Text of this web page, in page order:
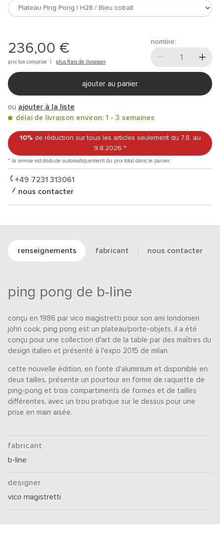
236,00 €
prix tva comprise | plus frais de livraison
nombre:
ajouter au panier
ou ajouter à la liste
délai de livraison environ: 1 - 3 semaines
10% de réduction sur tous les articles seulement du 7.8. au
9.8.2026 *
* la remise est déduite automatiquement du prix total dans le panier.
+49 7231 313061
nous contacter
renseignements fabricant nous contacter
ping pong de b-line
conçu en 1986 par vico magistretti pour son ami londonien
john cook, ping pong est un plateau/porte-objets. il a été
conçu pour une collection d'art de la table par des maîtres du
design italien et présenté à l'expo 2015 de milan.
cette nouvelle édition, en fonte d'aluminium et disponible en
deux tailles, présente un pourtour en forme de raquette de
ping-pong et trois compartiments de formes et de tailles
différentes, avec un trou pratique sur le dessus pour une
prise en main aisée.
fabricant
b-line
designer
vico magistretti